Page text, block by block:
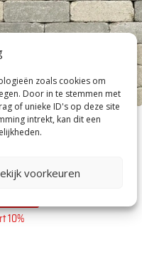
zoals cookies om
Door in te stemmen met
of unieke ID's op deze site
intrekt, kan dit een
voorkeuren
|Antieke trommel
10%